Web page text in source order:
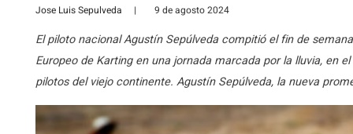
Jose Luis Sepulveda | 9 de agosto 2024
El piloto nacional Agustín Sepúlveda compitió el fin de
Europeo de Karting en una jornada marcada por la lluvia, en
pilotos del viejo continente. Agustín Sepúlveda, la nueva